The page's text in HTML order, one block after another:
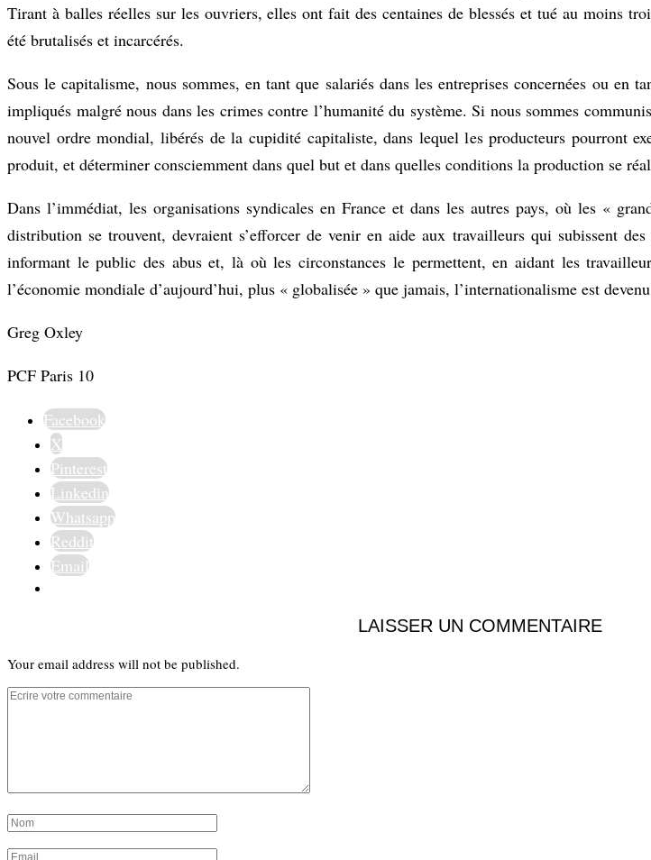
Tirant à balles réelles sur les ouvriers, elles ont fait des centaines de blessés et tué au moins
été brutalisés et incarcérés.
Sous le capitalisme, nous sommes, en tant que salariés dans les entreprises concernées ou en
impliqués malgré nous dans les crimes contre l’humanité du système. Si nous sommes
nouvel ordre mondial, libérés de la cupidité capitaliste, dans lequel les producteurs pourront
produit, et déterminer consciemment dans quel but et dans quelles conditions la production se
Dans l’immédiat, les organisations syndicales en France et dans les autres pays, où les «
distribution se trouvent, devraient s’efforcer de venir en aide aux travailleurs qui subissent
informant le public des abus et, là où les circonstances le permettent, en aidant les
l’économie mondiale d’aujourd’hui, plus « globalisée » que jamais, l’internationalisme est
Greg Oxley
PCF Paris 10
Facebook
X
Pinterest
Linkedin
Whatsapp
Reddit
Email
LAISSER UN COMMENTAIRE
Your email address will not be published.